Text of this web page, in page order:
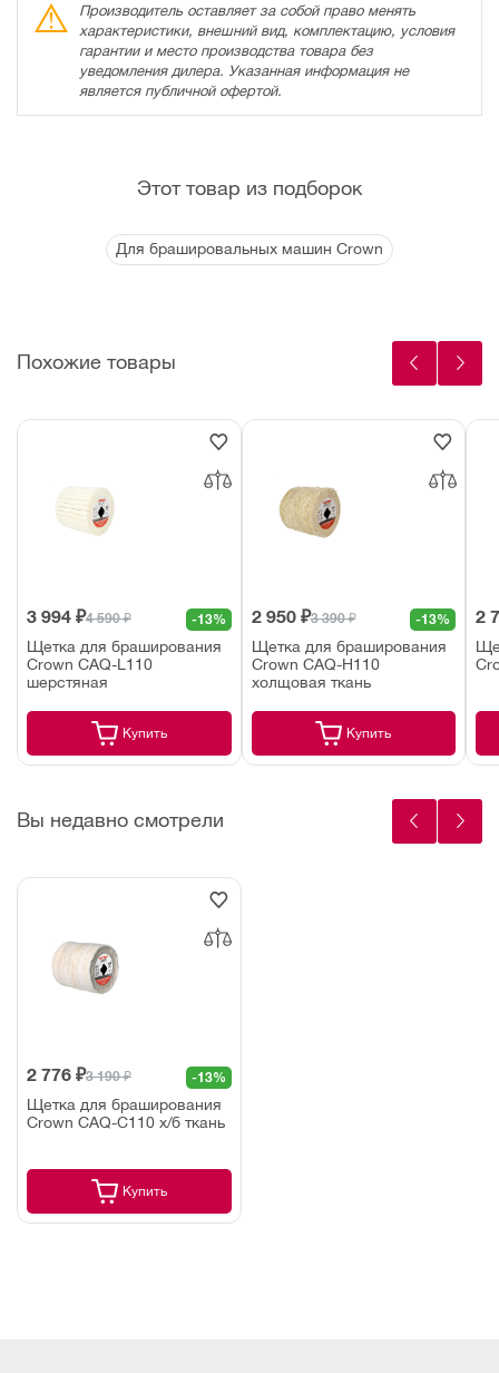
Производитель оставляет за собой право менять
характеристики, внешний вид, комплектацию, условия
гарантии и место производства товара без
уведомления дилера. Указанная информация не
является публичной офертой.
Этот товар из подборок
Для брашировальных машин Crown
Похожие товары
3 994 ₽4 590 ₽ -13%
Щетка для браширования
Crown CAQ-L110
шерстяная
Купить
2 950 ₽3 390 ₽ -13%
Щетка для браширования
Crown CAQ-H110
холщовая ткань
Купить
2
Вы недавно смотрели
2 776 ₽3 190 ₽ -13%
Щетка для браширования
Crown CAQ-C110 х/б ткань
Купить